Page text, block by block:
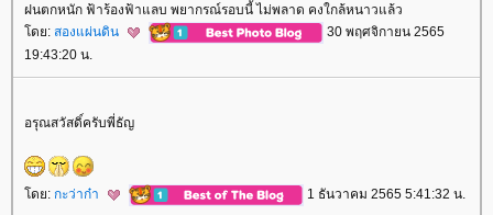
ฝนตกหนัก ฟ้าร้องฟ้าแลบ พยากรณ์รอบนี้ ไม่พลาด คงใกล้หนาวแล้ว
ดย: สองแผ่นดิน
30 พฤศจิกายน 2565
19:43:20 น.
อรุณสวัสดิ์ครับพี่ธัญ
ดย: กะว่าก๋า 1 ธันวาคม 2565 5:41:32 น.